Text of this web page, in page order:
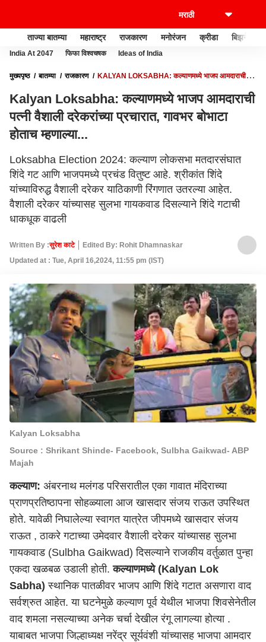
ताज्या बातम्या महाराष्ट्र राजकारण मनोरंजन क्रीडा बिझनेस
India At 2047 फिफा विश्वचषक Ideas of India
मुख्यपृष्ठ बातम्या राजकारण
KALYAN LOKSABHA: कल्याणमध्ये भाजप आमदाराची
Kalyan Loksabha: कल्याणमध्ये भाजप आमदाराची
पत्नी वैशाली दरेकरांच्या प्रचारात, गावभर बोभाटा
होताच म्हणाल्या...
Loksabha Election 2024: कल्याण लोकसभा मतदारसंघात
शिंदे गट आणि भाजपमध्ये प्रचंड वितुष्ट आहे. श्रीकांत शिंदे
यांच्याविरुद्ध वैशाली दरेकर याठिकाणी रिंगणात उतरल्या आहेत.
वैशाली दरेकर यांच्यासह सुलभा गायकवाड दिसल्याने शिंदे गटाची
धाकधूक वाढली
Written By :सुरेश काटे
Edited By: Rohit Dhamnaskar
Updated at : Tue, April 16,2024, 11:55 pm (IST)
Kalyan Loksabha
Source : Shrikant Shinde- Facebook, Sulbha Gaikwad- ABP
Majah
कल्याण: अंबरनाथ मलंगड परिसरातील एका गावात मंदिराच्या
प्राणप्रतिष्ठापना सोहळ्याला आज खासदार संजय राऊत उपस्थित
होते. यावेळी निघालेल्या स्वागत यात्रेत जीपमध्ये खासदार संजय
राऊत , ठाकरे गटाच्या उमेदवार वैशाली दरेकर यांच्यासह सुलभा
गायकवाड (Sulbha Gaikwad) दिसल्याने राजकीय वर्तुळात पुन्हा
एकदा खळबळ उडाली होती.कल्याणमध्ये (Kalyan Lok
Sabha) स्थानिक पातळीवर भाजप आणि शिंदे गटात असणारा वाद
सर्वश्रुत आहेत. या घटनेमुळे कल्याण पूर्व येथील भाजपा शिवसेनेतील
वाद शमला नसल्याच्या अनेक चर्चा देखील रंगू लागल्या होत्या .
याबाबत भाजपा जिल्हाध्यक्ष नरेंद्र सूर्यवंशी यांच्यासह भाजपा आमदार